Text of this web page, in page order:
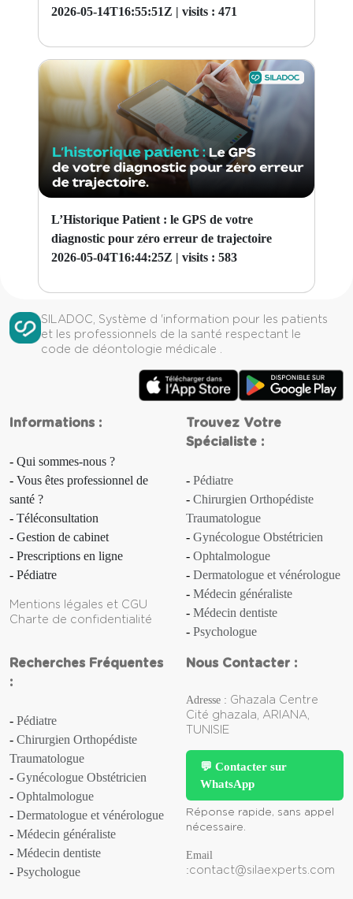
2026-05-14T16:55:51Z | visits : 471
L’Historique Patient : le GPS de votre
diagnostic pour zéro erreur de trajectoire
2026-05-04T16:44:25Z | visits : 583
SILADOC, Système d 'information pour les patients
et les professionnels de la santé respectant le
code de déontologie médicale .
Informations :
Qui sommes-nous ?
Vous êtes professionnel de
santé ?
Téléconsultation
Gestion de cabinet
Prescriptions en ligne
Pédiatre
Mentions légales et CGU
Charte de confidentialité
Trouvez Votre
Spécialiste :
Pédiatre
Chirurgien Orthopédiste
Traumatologue
Gynécologue Obstétricien
Ophtalmologue
Dermatologue et vénérologue
Médecin généraliste
Médecin dentiste
Psychologue
Recherches Fréquentes
:
Pédiatre
Chirurgien Orthopédiste
Traumatologue
Gynécologue Obstétricien
Ophtalmologue
Dermatologue et vénérologue
Médecin généraliste
Médecin dentiste
Psychologue
Nous Contacter :
Adresse : Ghazala Centre
Cité ghazala, ARIANA,
TUNISIE
💬 Contacter sur
WhatsApp
Réponse rapide, sans appel
nécessaire.
Email
:contact@silaexperts.com